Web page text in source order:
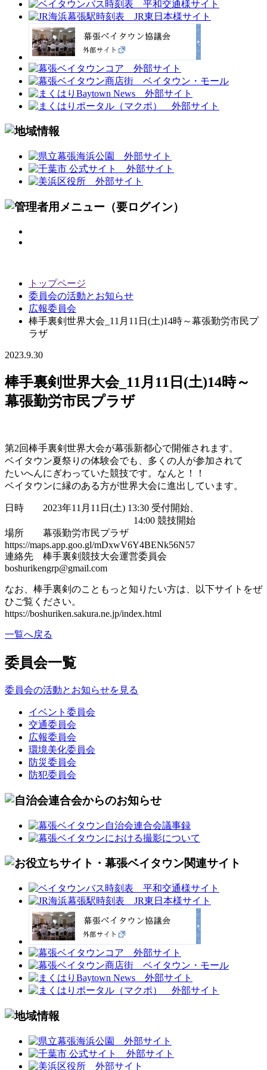
トップページ
委員会の活動とお知らせ
広報委員会
棒手裏剣世界大会_11月11日(土)14時～幕張勤労市民プ
ラザ
2023.9.30
棒手裏剣世界大会_11月11日(土)14時～
幕張勤労市民プラザ
第2回棒手裏剣世界大会が幕張新都心で開催されます。
ベイタウン夏祭りの体験会でも、多くの人が参加されて
たいへんにぎわっていた競技です。なんと！！
ベイタウンに縁のある方が世界大会に進出しています。
日時 2023年11月11日(土) 13:30 受付開始、
14:00 競技開始
場所 幕張勤労市民プラザ
https://maps.app.goo.gl/mDxwV6Y4BENk56N57
連絡先 棒手裏剣競技大会運営委員会
boshurikengrp@gmail.com
なお、棒手裏剣のこともっと知りたい方は、以下サイトをぜ
ひご覧ください。
https://boshuriken.sakura.ne.jp/index.html
一覧へ戻る
委員会一覧
委員会の活動とお知らせを見る
イベント委員会
交通委員会
広報委員会
環境美化委員会
防災委員会
防犯委員会